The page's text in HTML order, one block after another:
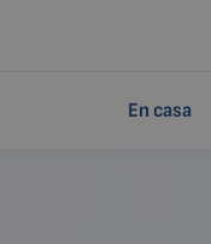
En casa